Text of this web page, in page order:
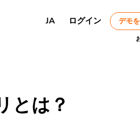
JA ログイン デモ
とは？